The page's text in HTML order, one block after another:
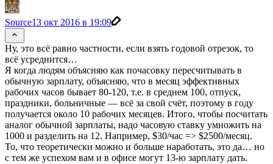
Source13 окт 2016 в 19:09
Ну, это всё равно частности, если взять годовой отрезок, то
всё усреднится…
Я когда людям объясняю как почасовку пересчитывать в
обычную зарплату, объясняю, что в месяц эффективных
рабочих часов бывает 80-120, т.е. в среднем 100, отпуск,
праздники, больничные — всё за свой счёт, поэтому в году
получается около 10 рабочих месяцев. Итого, чтобы посчитать
аналог обычной зарплаты, надо часовую ставку умножить на
1000 и разделить на 12. Например, $30/час => $2500/месяц.
То, что теоретически можно и больше наработать, это да… но
с тем же успехом вам и в офисе могут 13-ю зарплату дать.